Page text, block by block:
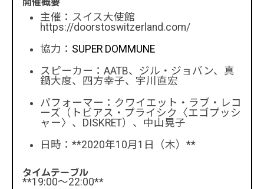
開催概要
主催：スイス大使館
https://doorstoswitzerland.com/
協力： SUPER DOMMUNE
スピーカー：AATB、ジル・ジョバン、真
鍋大度、四方幸子、宇川直宏
パフォーマー：クワイエット・ラブ・レコ
ーズ（トビアス・プライシク〈エゴプッシ
ャー〉、DISKRET）、中山晃子
日時：**2020年10月1日（木）**
タイムテーブル
**19:00～22:00**